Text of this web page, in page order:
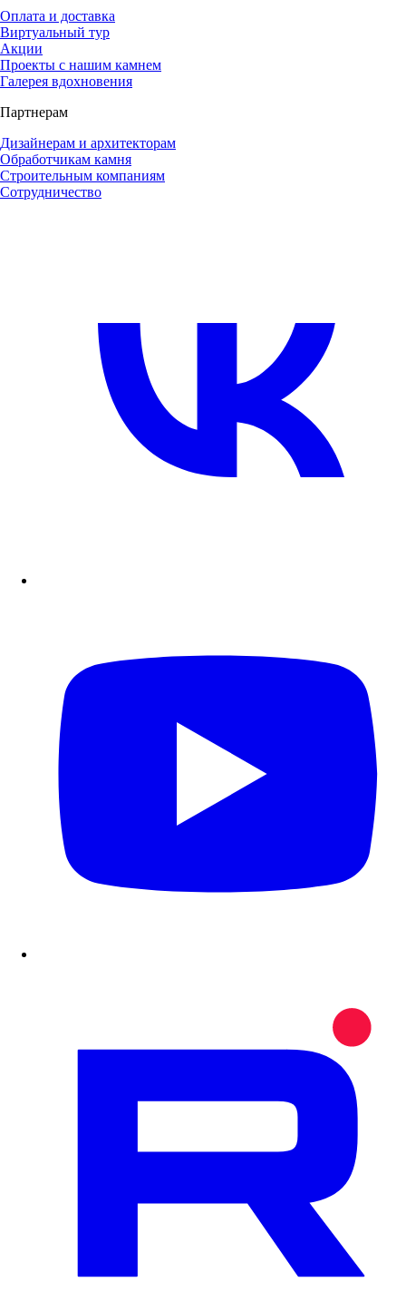
Оплата и доставка
Виртуальный тур
Акции
Проекты с нашим камнем
Галерея вдохновения
Партнерам
Дизайнерам и архитекторам
Обработчикам камня
Строительным компаниям
Сотрудничество